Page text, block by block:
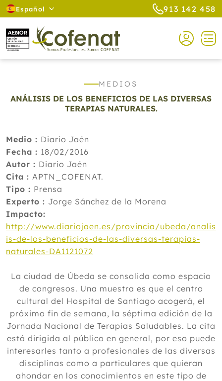
Español 913 142 458
MEDIOS
ANÁLISIS DE LOS BENEFICIOS DE LAS DIVERSAS
TERAPIAS NATURALES.
Medio : Diario Jaén
Fecha : 18/02/2016
Autor : Diario Jaén
Cita : APTN_COFENAT.
Tipo : Prensa
Experto : Jorge Sánchez de la Morena
Impacto:
http://www.diariojaen.es/provincia/ubeda/analis
is-de-los-beneficios-de-las-diversas-terapias-
naturales-DA1121072
La ciudad de Úbeda se consolida como espacio
de congresos. Una muestra es que el centro
cultural del Hospital de Santiago acogerá, el
próximo fin de semana, la séptima edición de la
Jornada Nacional de Terapias Saludables. La cita
está dirigida al público en general, por eso puede
interesarles tanto a profesionales de las diversas
disciplinas como a particulares que quieran
ahondar en los conocimientos en este tipo de